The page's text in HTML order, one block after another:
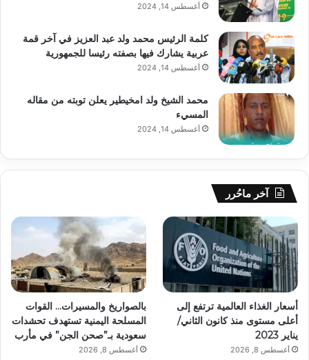
أغسطس 14, 2024
كلمة الرئيس محمد ولد عبد العزيز في آخر قمة
عربية يشارك فيها بصفته رئيسا للجمهورية
أغسطس 14, 2024
محمد الشيخ ولد امخيطير يعلن توبته من مقاله
المسيء
أغسطس 14, 2024
آخر ماحُرر
أسعار الغذاء العالمية ترتفع إلى
أعلى مستوى منذ كانون الثاني/
يناير 2023
أغسطس 8, 2026
بالصواريخ والمسيرات… القوات
المسلحة اليمنية تستهدف تحشدات
سعودية بـ”صحن الجن” في مأرب
أغسطس 8, 2026